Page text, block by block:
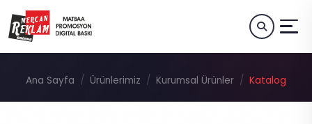
Ana Sayfa Ürünlerimiz Kurumsal Ürünler Katalog